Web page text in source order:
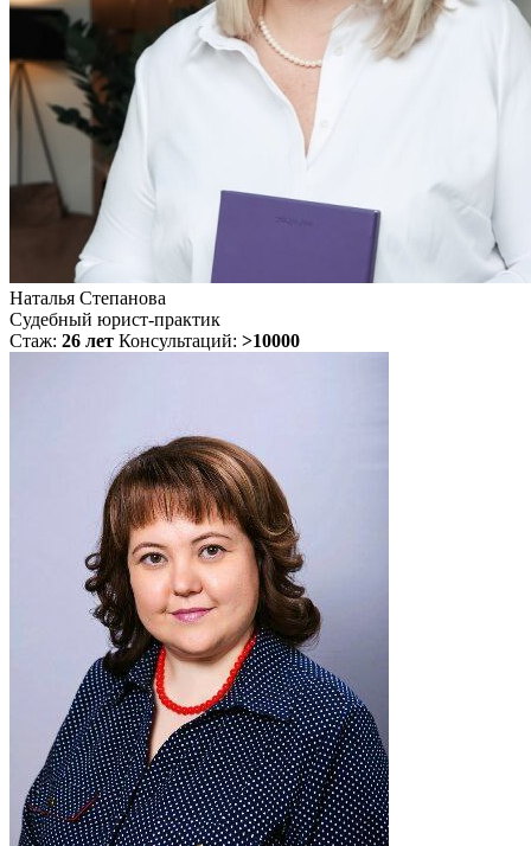
Наталья Степанова
Судебный юрист-практик
Стаж: 26 лет Консультаций: >10000